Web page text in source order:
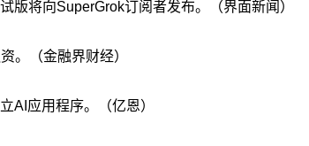
版将向SuperGrok订阅者发布。（界面新闻）
。（金融界财经）
AI应用程序。（亿恩）